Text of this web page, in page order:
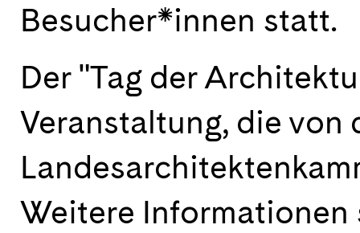
Besucher*innen statt.
Der "Tag der
Veranstaltung, die von
Weitere